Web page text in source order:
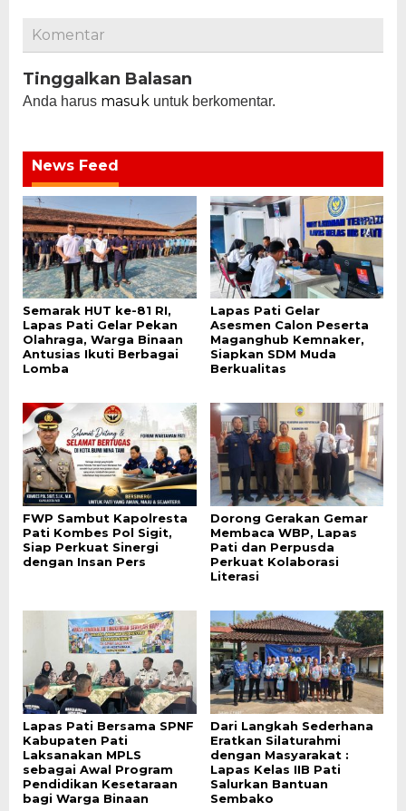
Komentar
Tinggalkan Balasan
Anda harus masuk untuk berkomentar.
News Feed
Semarak HUT ke-81 RI,
Lapas Pati Gelar Pekan
Olahraga, Warga Binaan
Antusias Ikuti Berbagai
Lomba
Lapas Pati Gelar
Asesmen Calon Peserta
Maganghub Kemnaker,
Siapkan SDM Muda
Berkualitas
FWP Sambut Kapolresta
Pati Kombes Pol Sigit,
Siap Perkuat Sinergi
dengan Insan Pers
Dorong Gerakan Gemar
Membaca WBP, Lapas
Pati dan Perpusda
Perkuat Kolaborasi
Literasi
Lapas Pati Bersama SPNF
Kabupaten Pati
Laksanakan MPLS
sebagai Awal Program
Pendidikan Kesetaraan
bagi Warga Binaan
Dari Langkah Sederhana
Eratkan Silaturahmi
dengan Masyarakat :
Lapas Kelas IIB Pati
Salurkan Bantuan
Sembako